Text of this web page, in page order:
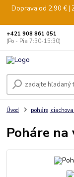
Doprava od 2,90 € |
+421 908 861 051
(Po - Pia 7:30-15:30)
Úvod poháre,
Poháre